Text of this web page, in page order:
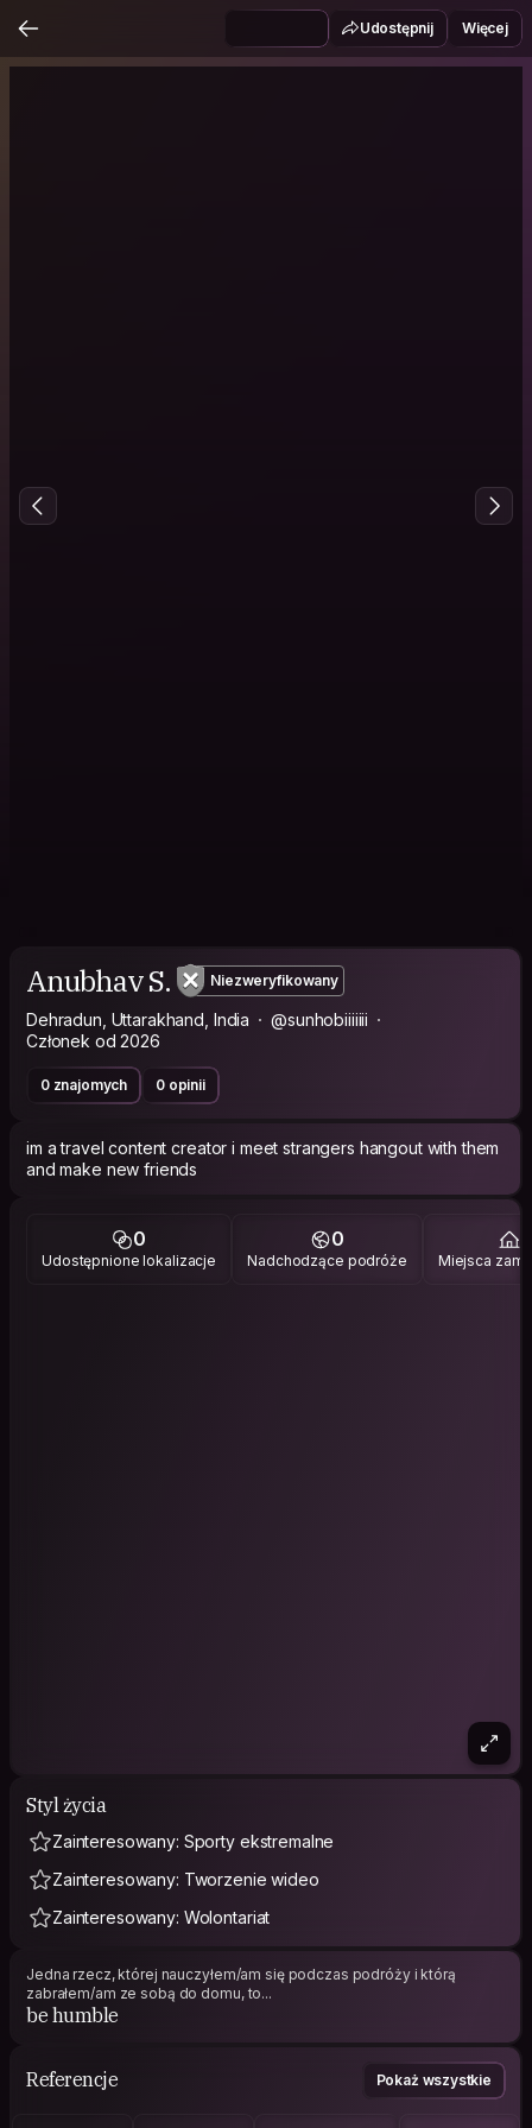
Udostępnij Więcej
Anubhav S. Niezweryfikowany
Dehradun, Uttarakhand, India
@sunhobiiiiiii
Członek od 2026
0 znajomych 0 opinii
im a travel content creator i meet strangers hangout with them
and make new friends
0
Udostępnione lokalizacje
0
Nadchodzące podróże Miejsca
Styl życia
Zainteresowany: Sporty ekstremalne
Zainteresowany: Tworzenie wideo
Zainteresowany: Wolontariat
Jedna rzecz, której nauczyłem/am się podczas podróży i którą
zabrałem/am ze sobą do domu, to...
be humble
Referencje Pokaż wszystkie